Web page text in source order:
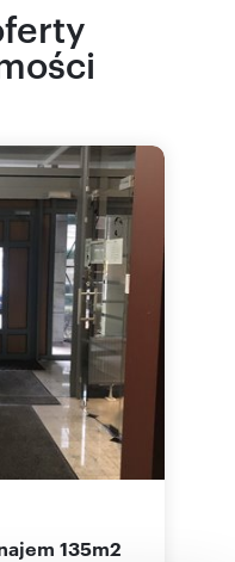
135m2